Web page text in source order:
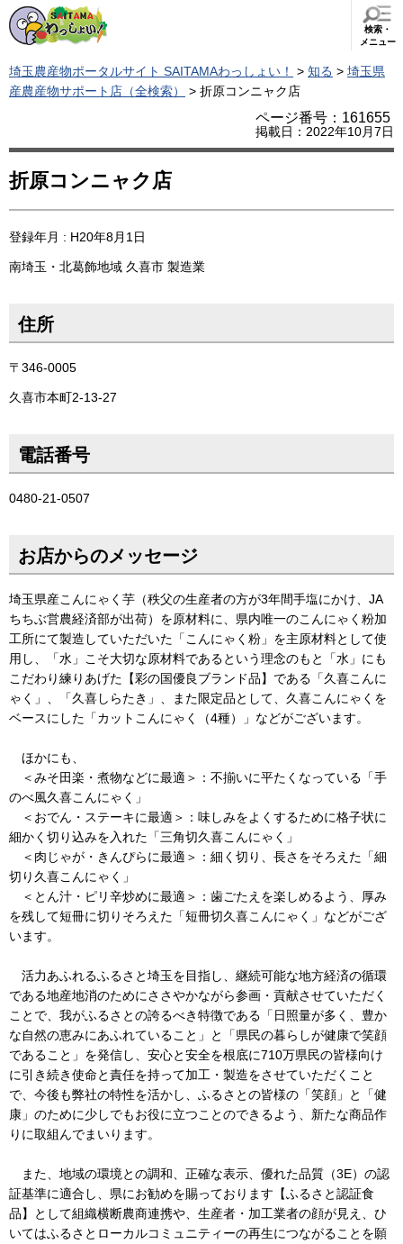
検索・
メニュー
埼玉農産物ポータルサイト SAITAMAわっしょい！ > 知る > 埼玉県
産農産物サポート店（全検索）
> 折原コンニャク店
ページ番号：161655
掲載日：2022年10月7日
折原コンニャク店
登録年月 : H20年8月1日
南埼玉・北葛飾地域 久喜市 製造業
住所
〒346-0005
久喜市本町2-13-27
電話番号
0480-21-0507
お店からのメッセージ
埼玉県産こんにゃく芋（秩父の生産者の方が3年間手塩にかけ、JA
ちちぶ営農経済部が出荷）を原材料に、県内唯一のこんにゃく粉加
工所にて製造していただいた「こんにゃく粉」を主原材料として使
用し、「水」こそ大切な原材料であるという理念のもと「水」にも
こだわり練りあげた【彩の国優良ブランド品】である「久喜こんに
ゃく」、「久喜しらたき」、また限定品として、久喜こんにゃくを
ベースにした「カットこんにゃく（4種）」などがございます。
ほかにも、
＜みそ田楽・煮物などに最適＞：不揃いに平たくなっている「手
のべ風久喜こんにゃく」
＜おでん・ステーキに最適＞：味しみをよくするために格子状に
細かく切り込みを入れた「三角切久喜こんにゃく」
＜肉じゃが・きんぴらに最適＞：細く切り、長さをそろえた「細
切り久喜こんにゃく」
＜とん汁・ピリ辛炒めに最適＞：歯ごたえを楽しめるよう、厚み
を残して短冊に切りそろえた「短冊切久喜こんにゃく」などがござ
います。
活力あふれるふるさと埼玉を目指し、継続可能な地方経済の循環
である地産地消のためにささやかながら参画・貢献させていただく
ことで、我がふるさとの誇るべき特徴である「日照量が多く、豊か
な自然の恵みにあふれていること」と「県民の暮らしが健康で笑顔
であること」を発信し、安心と安全を根底に710万県民の皆様向け
に引き続き使命と責任を持って加工・製造をさせていただくこと
で、今後も弊社の特性を活かし、ふるさとの皆様の「笑顔」と「健
康」のために少しでもお役に立つことのできるよう、新たな商品作
りに取組んでまいります。
また、地域の環境との調和、正確な表示、優れた品質（3E）の認
証基準に適合し、県にお勧めを賜っております【ふるさと認証食
品】として組織横断農商連携や、生産者・加工業者の顔が見え、ひ
いてはふるさとローカルコミュニティーの再生につながることを願